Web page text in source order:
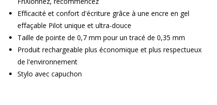
Efficacité et confort d'écriture grâce à une encre en gel
effaçable Pilot unique et ultra-douce
Taille de pointe de 0,7 mm pour un tracé de 0,35 mm
Produit rechargeable plus économique et plus respectueux
de l'environnement
Stylo avec capuchon